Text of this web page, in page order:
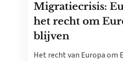
Migratiecrisis:
het recht om
blijven
Het recht van Europa om